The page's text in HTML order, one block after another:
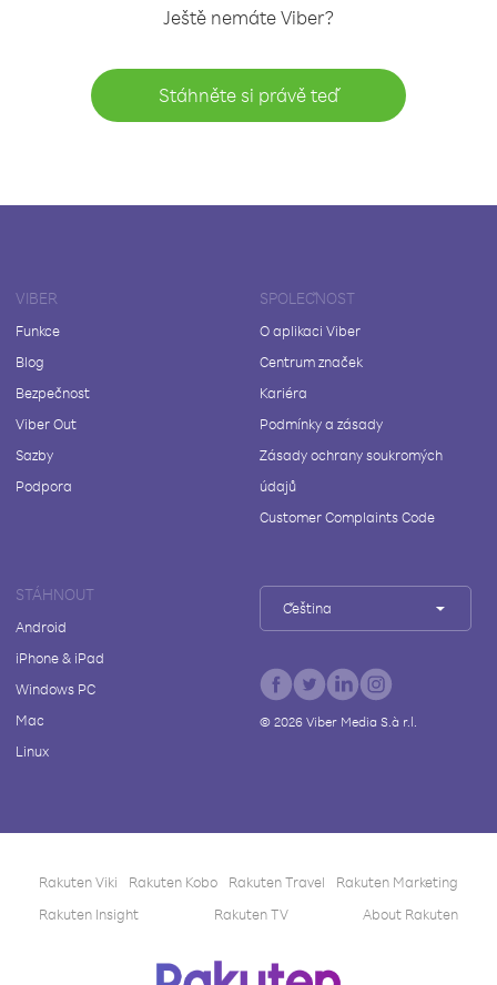
Ještě nemáte Viber?
Stáhněte si právě teď
VIBER
Funkce
Blog
Bezpečnost
Viber Out
Sazby
Podpora
SPOLEČNOST
O aplikaci Viber
Centrum značek
Kariéra
Podmínky a zásady
Zásady ochrany soukromých
údajů
Customer Complaints Code
STÁHNOUT
Android
iPhone & iPad
Windows PC
Mac
Linux
Čeština
© 2026Viber Media S.à r.l.
Rakuten Viki Rakuten Kobo Rakuten Travel
Rakuten Marketing
Rakuten Insight
Rakuten TV About Rakuten